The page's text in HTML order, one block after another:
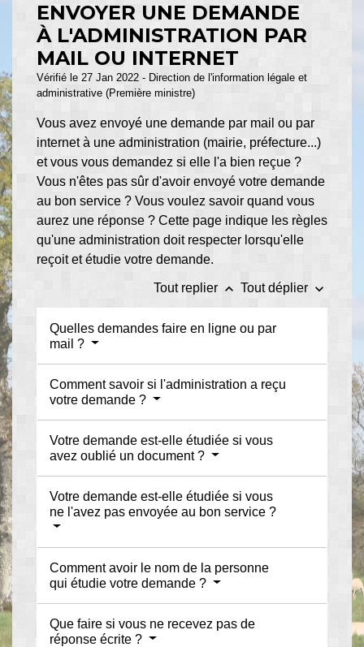
ENVOYER UNE DEMANDE
À L'ADMINISTRATION PAR
MAIL OU INTERNET
Vérifié le 27 Jan 2022 - Direction de l'information légale et
administrative (Première ministre)
Vous avez envoyé une demande par mail ou par
internet à une administration (mairie, préfecture...)
et vous vous demandez si elle l'a bien reçue ?
Vous n'êtes pas sûr d'avoir envoyé votre demande
au bon service ? Vous voulez savoir quand vous
aurez une réponse ? Cette page indique les règles
qu'une administration doit respecter lorsqu'elle
reçoit et étudie votre demande.
Tout replier keyboard_arrow_up Tout déplier keyboard_arrow_down
Quelles demandes faire en ligne ou par
mail ?
Comment savoir si l'administration a reçu
votre demande ?
Votre demande est-elle étudiée si vous
avez oublié un document ?
Votre demande est-elle étudiée si vous
ne l'avez pas envoyée au bon service ?
Comment avoir le nom de la personne
qui étudie votre demande ?
Que faire si vous ne recevez pas de
réponse écrite ?